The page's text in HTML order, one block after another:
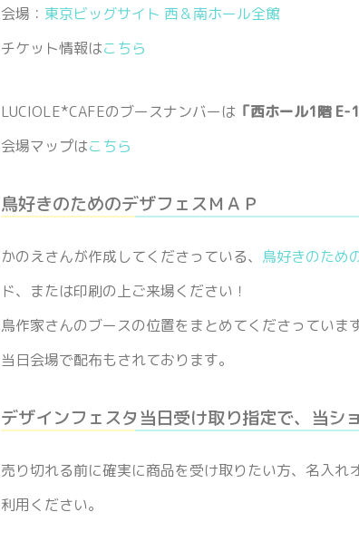
会場： 東京ビッグサイト 西＆南ホール全館
チケット情報はこちら
LUCIOLE*CAFEのブースナンバーは 「西ホール1階
会場マップはこちら
鳥好きのためのデザフェスＭＡＰ
かのえさんが作成してくださっている、 鳥好きのため
ド、または印刷の上ご来場ください！
鳥作家さんのブースの位置をまとめてくださっていま
当日会場で配布もされております。
デザインフェスタ当日受け取り指定で、当シ
売り切れる前に確実に商品を受け取りたい方、名入
利用ください。